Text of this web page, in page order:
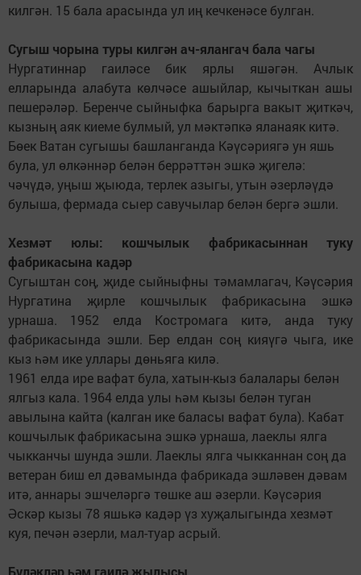
килгән. 15 бала арасында ул иң кечкенәсе булган.
Сугыш чорына туры килгән ач-ялангач бала чагы
Нургатиннар гаиләсе бик ярлы яшәгән. Ачлык
елларында алабута көлчәсе ашыйлар, кычыткан ашы
пешерәләр. Беренче сыйныфка барырга вакыт җиткәч,
кызның аяк киеме булмый, ул мәктәпкә яланаяк китә.
Бөек Ватан сугышы башланганда Кәүсәриягә ун яшь
була, ул өлкәннәр белән беррәттән эшкә җигелә:
чәчүдә, уңыш җыюда, терлек азыгы, утын әзерләүдә
булыша, фермада сыер савучылар белән бергә эшли.
Хезмәт юлы: кошчылык фабрикасыннан туку
фабрикасына кадәр
Сугыштан соң, җиде сыйныфны тәмамлагач, Кәүсәрия
Нургатина җирле кошчылык фабрикасына эшкә
урнаша. 1952 елда Костромага китә, анда туку
фабрикасында эшли. Бер елдан соң кияүгә чыга, ике
кыз һәм ике уллары дөньяга килә.
1961 елда ире вафат була, хатын-кыз балалары белән
ялгыз кала. 1964 елда улы һәм кызы белән туган
авылына кайта (калган ике баласы вафат була). Кабат
кошчылык фабрикасына эшкә урнаша, лаеклы ялга
чыкканчы шунда эшли. Лаеклы ялга чыкканнан соң да
ветеран биш ел дәвамында фабрикада эшләвен дәвам
итә, аннары эшчеләргә төшке аш әзерли. Кәүсәрия
Әскәр кызы 78 яшькә кадәр үз хуҗалыгында хезмәт
куя, печән әзерли, мал-туар асрый.
Бүләкләр һәм гаилә җылысы